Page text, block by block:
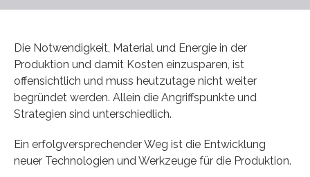
Die Notwendigkeit, Material und Energie in der
Produktion und damit Kosten einzusparen, ist
offensichtlich und muss heutzutage nicht weiter
begründet werden. Allein die Angriffspunkte und
Strategien sind unterschiedlich.
Ein erfolgversprechender Weg ist die Entwicklung
neuer Technologien und Werkzeuge für die Produktion.